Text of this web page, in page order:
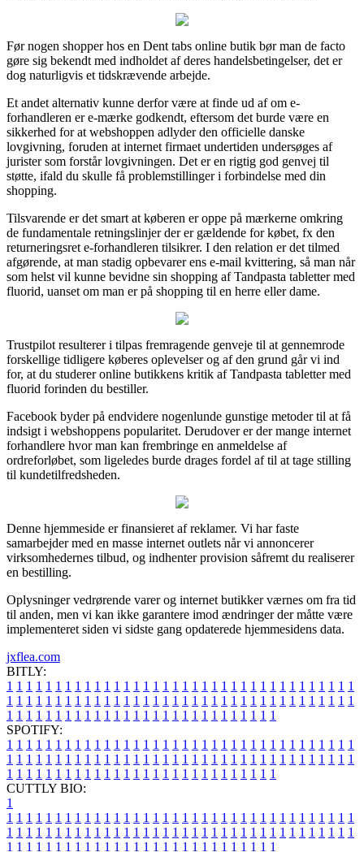
Før nogen shopper hos en Dent tabs online butik bør man de facto
gøre sig bekendt med indholdet af deres handelsbetingelser, det er
dog naturligvis et tidskrævende arbejde.
Et andet alternativ kunne derfor være at finde ud af om e-
forhandleren er e-mærke godkendt, eftersom det burde være en
sikkerhed for at webshoppen adlyder den officielle danske
lovgivning, foruden at internet firmaet undertiden undersøges af
jurister som forstår lovgivningen. Det er en rigtig god genvej til
støtte, ifald du skulle få problemstillinger i forbindelse med din
shopping.
Tilsvarende er det smart at køberen er oppe på mærkerne omkring
de fundamentale retningslinjer der er gældende for købet, fx den
returneringsret e-forhandleren tilsikrer. I den relation er det tilmed
afgørende, at man stadig opbevarer ens e-mail kvittering, så man når
som helst vil kunne bevidne sin shopping af Tandpasta tabletter med
fluorid, uanset om man er på shopping til en herre eller dame.
Trustpilot resulterer i tilpas fremragende genveje til at gennemrode
forskellige tidligere køberes oplevelser og af den grund går vi ind
for, at du studerer online butikkens kritik af Tandpasta tabletter med
fluorid forinden du bestiller.
Facebook byder på endvidere nogenlunde gunstige metoder til at få
indsigt i webshoppens popularitet. Derudover er der mange internet
forhandlere hvor man kan frembringe en anmeldelse af
ordreforløbet, som ligeledes burde drages fordel af til at tage stilling
til kundetilfredsheden.
Denne hjemmeside er finansieret af reklamer. Vi har faste
samarbejder med en masse internet outlets når vi annoncerer
virksomhedernes tilbud, og indhenter provision såfremt du realiserer
en bestilling.
Oplysninger vedrørende varer og internet butikker værnes om fra tid
til anden, men vi kan ikke garantere imod ændringer der måtte være
implementeret siden vi sidste gang opdaterede hjemmesidens data.
jxflea.com
BITLY:
1 1 1 1 1 1 1 1 1 1 1 1 1 1 1 1 1 1 1 1 1 1 1 1 1 1 1 1 1 1 1 1 1 1 1 1
1 1 1 1 1 1 1 1 1 1 1 1 1 1 1 1 1 1 1 1 1 1 1 1 1 1 1 1 1 1 1 1 1 1 1 1
1 1 1 1 1 1 1 1 1 1 1 1 1 1 1 1 1 1 1 1 1 1 1 1 1 1 1 1
SPOTIFY:
1 1 1 1 1 1 1 1 1 1 1 1 1 1 1 1 1 1 1 1 1 1 1 1 1 1 1 1 1 1 1 1 1 1 1 1
1 1 1 1 1 1 1 1 1 1 1 1 1 1 1 1 1 1 1 1 1 1 1 1 1 1 1 1 1 1 1 1 1 1 1 1
1 1 1 1 1 1 1 1 1 1 1 1 1 1 1 1 1 1 1 1 1 1 1 1 1 1 1 1
CUTTLY BIO:
1
1 1 1 1 1 1 1 1 1 1 1 1 1 1 1 1 1 1 1 1 1 1 1 1 1 1 1 1 1 1 1 1 1 1 1 1
1 1 1 1 1 1 1 1 1 1 1 1 1 1 1 1 1 1 1 1 1 1 1 1 1 1 1 1 1 1 1 1 1 1 1 1
1 1 1 1 1 1 1 1 1 1 1 1 1 1 1 1 1 1 1 1 1 1 1 1 1 1 1 1